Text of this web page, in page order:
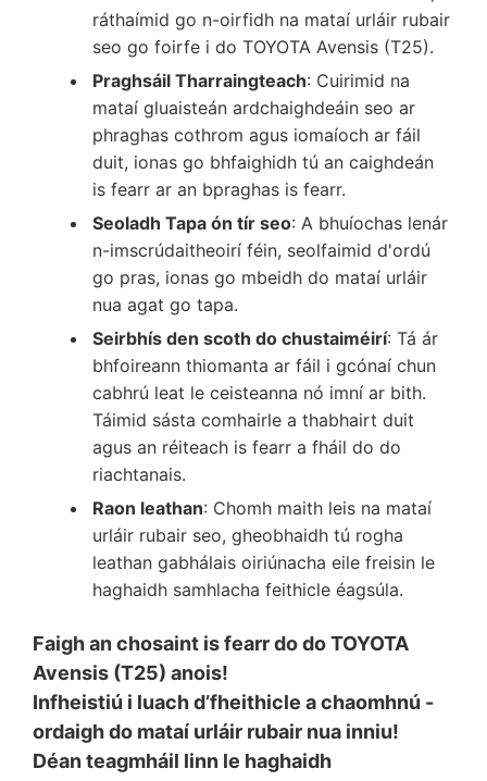
ráthaímid go n-oirfidh na mataí urláir rubair
seo go foirfe i do TOYOTA Avensis (T25).
Praghsáil Tharraingteach: Cuirimid na
mataí gluaisteán ardchaighdeáin seo ar
phraghas cothrom agus iomaíoch ar fáil
duit, ionas go bhfaighidh tú an caighdeán
is fearr ar an bpraghas is fearr.
Seoladh Tapa ón tír seo: A bhuíochas lenár
n-imscrúdaitheoirí féin, seolfaimid d'ordú
go pras, ionas go mbeidh do mataí urláir
nua agat go tapa.
Seirbhís den scoth do chustaiméirí: Tá ár
bhfoireann thiomanta ar fáil i gcónaí chun
cabhrú leat le ceisteanna nó imní ar bith.
Táimid sásta comhairle a thabhairt duit
agus an réiteach is fearr a fháil do do
riachtanais.
Raon leathan: Chomh maith leis na mataí
urláir rubair seo, gheobhaidh tú rogha
leathan gabhálais oiriúnacha eile freisin le
haghaidh samhlacha feithicle éagsúla.
Faigh an chosaint is fearr do do TOYOTA
Avensis (T25) anois!
Infheistiú i luach d’fheithicle a chaomhnú -
ordaigh do mataí urláir rubair nua inniu!
Déan teagmháil linn le haghaidh